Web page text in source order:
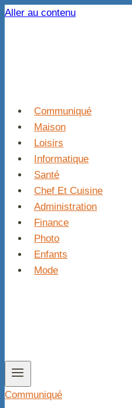
Aller au contenu
Communiqué
Maison
Loisirs
Informatique
Santé
Chef Et Cuisine
Administration
Finance
Photo
Enfants
Mode
Communiqué